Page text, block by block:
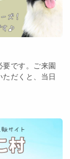
です。ご来園
だくと、当日